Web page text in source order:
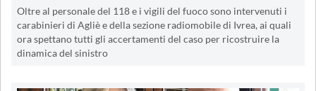
Oltre al personale del 118 e i vigili del fuoco sono intervenuti i
carabinieri di Agliè e della sezione radiomobile di Ivrea, ai quali
ora spettano tutti gli accertamenti del caso per ricostruire la
dinamica del sinistro